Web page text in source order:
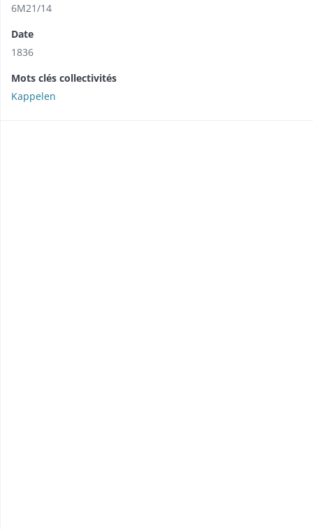
6M21/14
Date
1836
Mots clés collectivités
Kappelen